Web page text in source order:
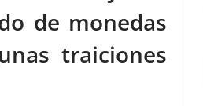
de monedas
traiciones